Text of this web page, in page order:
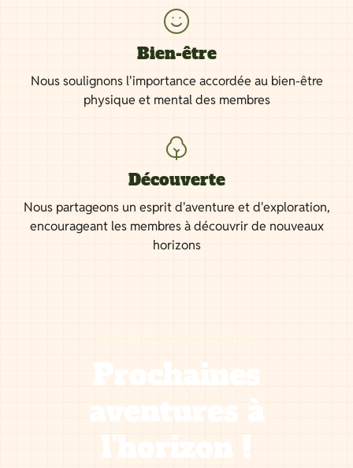
Bien-être
Nous soulignons l'importance accordée au bien-être
physique et mental des membres
Découverte
Nous partageons un esprit d'aventure et d'exploration,
encourageant les membres à découvrir de nouveaux
horizons
Prochaines
aventures à
l'horizon !